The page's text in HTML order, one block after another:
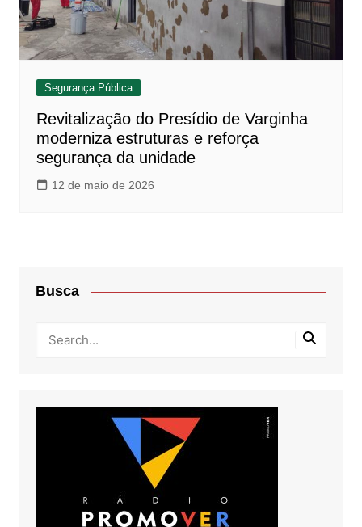
Segurança Pública
Revitalização do Presídio de Varginha
moderniza estruturas e reforça
segurança da unidade
12 de maio de 2026
Busca